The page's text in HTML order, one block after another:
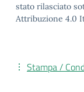
stato rilasciato
Attribuzione 4.0
Stampa /